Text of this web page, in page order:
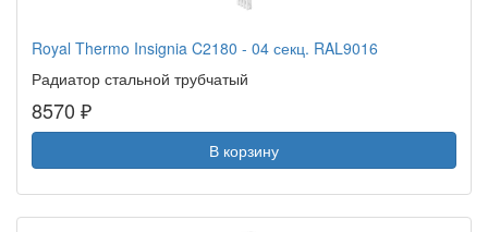
Royal Thermo Insignia C2180 - 04 секц. RAL9016
Радиатор стальной трубчатый
8570 ₽
В корзину